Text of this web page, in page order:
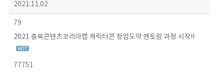
2021.11.02
79
2021 충북콘텐츠코리아랩 캐릭터콘 창업도약 멘토링 과정 시작!!
77751